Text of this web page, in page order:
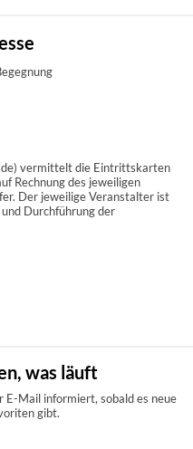
vermittelt die Eintrittskarten
Rechnung des jeweiligen
Der jeweilige Veranstalter ist
Durchführung der
was läuft
E-Mail informiert, sobald es neue
gibt.